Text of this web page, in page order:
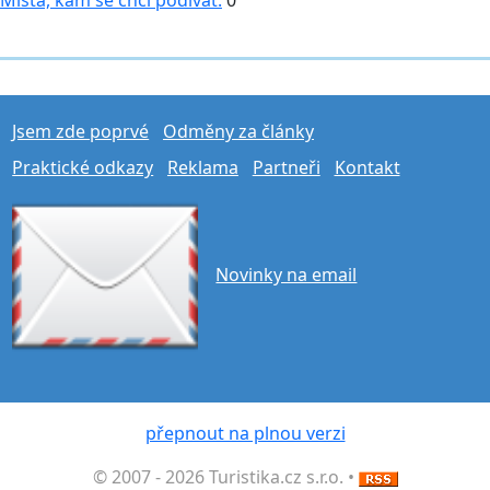
Jsem zde poprvé
Odměny za články
Praktické odkazy
Reklama Partneři Kontakt
Novinky na email
přepnout na plnou verzi
© 2007 - 2026 Turistika.cz s.r.o. •